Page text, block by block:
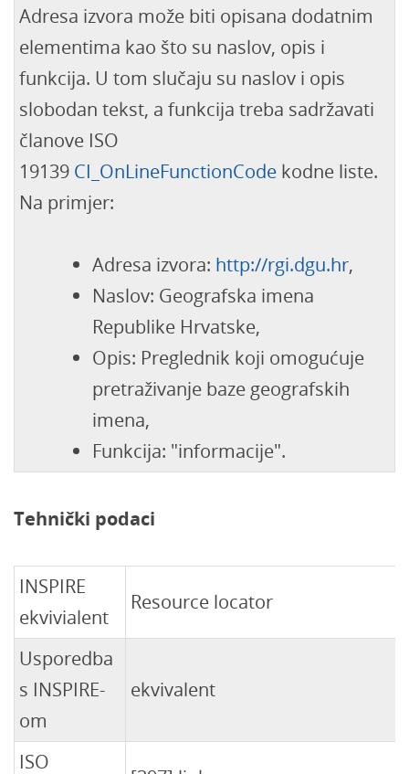
Adresa izvora može biti opisana dodatnim
elementima kao što su naslov, opis i
funkcija. U tom slučaju su naslov i opis
slobodan tekst, a funkcija treba sadržavati
članove ISO
19139 CI_OnLineFunctionCode kodne liste.
Na primjer:
Adresa izvora: http://rgi.dgu.hr,
Naslov: Geografska imena
Republike Hrvatske,
Opis: Preglednik koji omogućuje
pretraživanje baze geografskih
imena,
Funkcija: "informacije".
Tehnički podaci
INSPIRE
ekvivialent
Resource locator
Usporedba
s INSPIRE-
om
ekvivalent
ISO